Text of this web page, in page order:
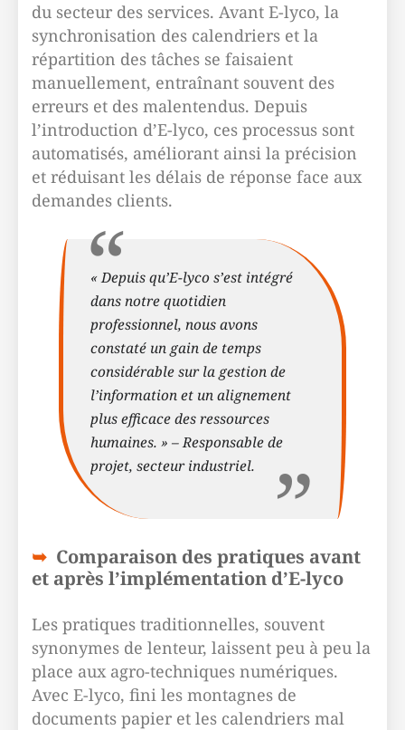
du secteur des services. Avant E-lyco, la
synchronisation des calendriers et la
répartition des tâches se faisaient
manuellement, entraînant souvent des
erreurs et des malentendus. Depuis
l’introduction d’E-lyco, ces processus sont
automatisés, améliorant ainsi la précision
et réduisant les délais de réponse face aux
demandes clients.
« Depuis qu’E-lyco s’est intégré
dans notre quotidien
professionnel, nous avons
constaté un gain de temps
considérable sur la gestion de
l’information et un alignement
plus efficace des ressources
humaines. » – Responsable de
projet, secteur industriel.
Comparaison des pratiques avant
et après l’implémentation d’E-lyco
Les pratiques traditionnelles, souvent
synonymes de lenteur, laissent peu à peu la
place aux agro-techniques numériques.
Avec E-lyco, fini les montagnes de
documents papier et les calendriers mal